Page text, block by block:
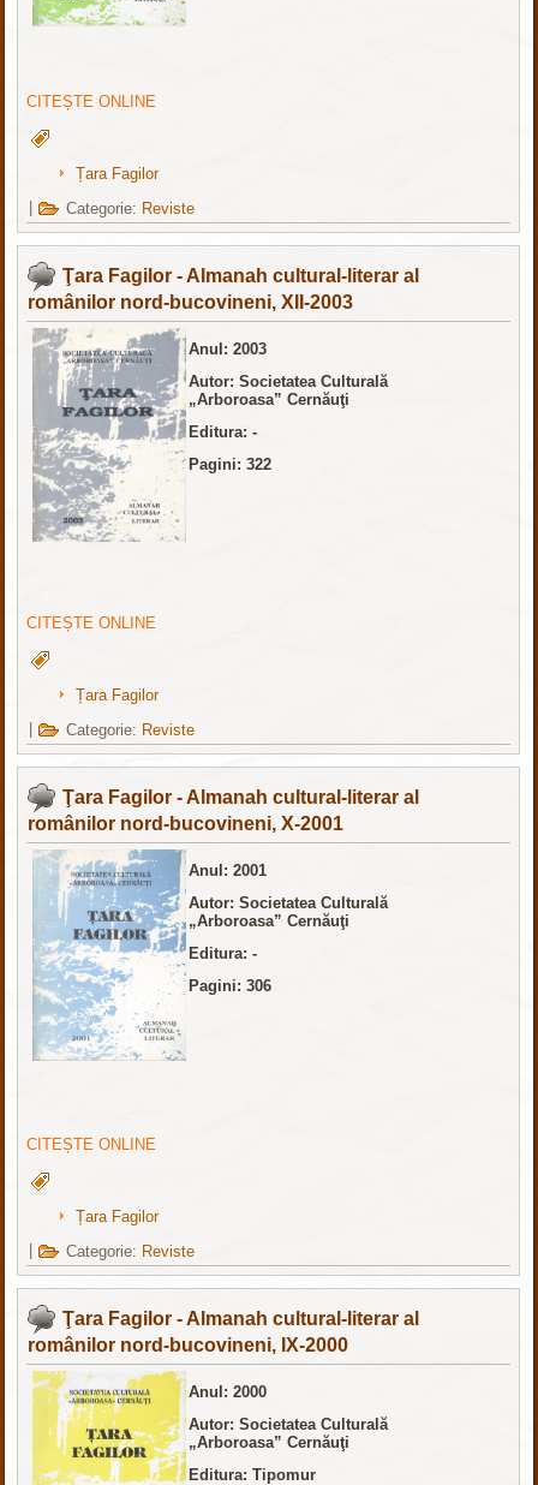
CITEȘTE ONLINE
Țara Fagilor
Categorie: Reviste
Ţara Fagilor - Almanah cultural-literar al
românilor nord-bucovineni, XII-2003
Anul: 2003
Autor: Societatea Culturală
„Arboroasa” Cernăuţi
Editura: -
Pagini: 322
CITEȘTE ONLINE
Țara Fagilor
Categorie: Reviste
Ţara Fagilor - Almanah cultural-literar al
românilor nord-bucovineni, X-2001
Anul: 2001
Autor: Societatea Culturală
„Arboroasa” Cernăuţi
Editura: -
Pagini: 306
CITEȘTE ONLINE
Țara Fagilor
Categorie: Reviste
Ţara Fagilor - Almanah cultural-literar al
românilor nord-bucovineni, IX-2000
Anul: 2000
Autor: Societatea Culturală
„Arboroasa” Cernăuţi
Editura: Tipomur